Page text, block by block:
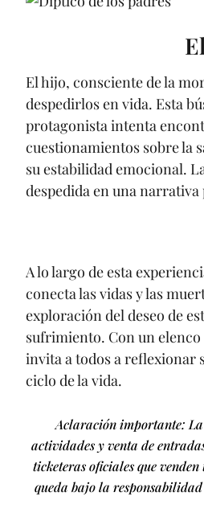
El hijo, consciente de la
despedirlos en vida. Esta
protagonista intenta
cuestionamientos sobre la
su estabilidad emocional.
despedida en una
A lo largo de esta
conecta las vidas y las
exploración del deseo de
sufrimiento. Con un
invita a todos a reflexionar
ciclo de la vida.
Aclaración importante: La
actividades y venta de
ticketeras oficiales que
queda bajo la